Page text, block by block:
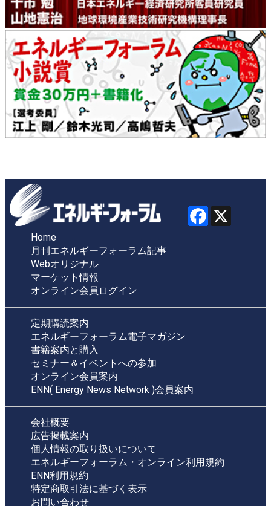
Home
月刊エネルギーフォーラム記事
Webオリジナル
マーケット情報
オンライン会員ログイン
定期購読案内
エネルギーフォーラム電子マガジン
書籍案内と購入
セミナー＆イベントへの参加
オンライン会員案内
ENN( Energy News Network )会員案内
会社概要
広告掲載案内
個人情報の取り扱いについて
エネルギーフォーラム・オンライン利用規約
ENN利用規約
特定商取引法に基づく表示
お問い合わせ